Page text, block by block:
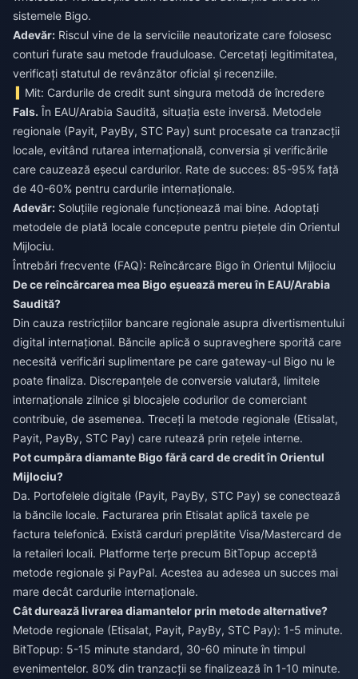
sistemele Bigo.
Adevăr: Riscul vine de la serviciile neautorizate care folosesc
conturi furate sau metode frauduloase. Cercetați legitimitatea,
verificați statutul de revânzător oficial și recenziile.
Mit: Cardurile de credit sunt singura metodă de încredere
Fals. În EAU/Arabia Saudită, situația este inversă. Metodele
regionale (Payit, PayBy, STC Pay) sunt procesate ca tranzacții
locale, evitând rutarea internațională, conversia și verificările
care cauzează eșecul cardurilor. Rate de succes: 85-95% față
de 40-60% pentru cardurile internaționale.
Adevăr: Soluțiile regionale funcționează mai bine. Adoptați
metodele de plată locale concepute pentru piețele din Orientul
Mijlociu.
Întrebări frecvente (FAQ): Reîncărcare Bigo în Orientul Mijlociu
De ce reîncărcarea mea Bigo eșuează mereu în EAU/Arabia
Saudită?
Din cauza restricțiilor bancare regionale asupra divertismentului
digital internațional. Băncile aplică o supraveghere sporită care
necesită verificări suplimentare pe care gateway-ul Bigo nu le
poate finaliza. Discrepanțele de conversie valutară, limitele
internaționale zilnice și blocajele codurilor de comerciant
contribuie, de asemenea. Treceți la metode regionale (Etisalat,
Payit, PayBy, STC Pay) care rutează prin rețele interne.
Pot cumpăra diamante Bigo fără card de credit în Orientul
Mijlociu?
Da. Portofelele digitale (Payit, PayBy, STC Pay) se conectează
la băncile locale. Facturarea prin Etisalat aplică taxele pe
factura telefonică. Există carduri preplătite Visa/Mastercard de
la retaileri locali. Platforme terțe precum BitTopup acceptă
metode regionale și PayPal. Acestea au adesea un succes mai
mare decât cardurile internaționale.
Cât durează livrarea diamantelor prin metode alternative?
Metode regionale (Etisalat, Payit, PayBy, STC Pay): 1-5 minute.
BitTopup: 5-15 minute standard, 30-60 minute în timpul
evenimentelor. 80% din tranzacții se finalizează în 1-10 minute.